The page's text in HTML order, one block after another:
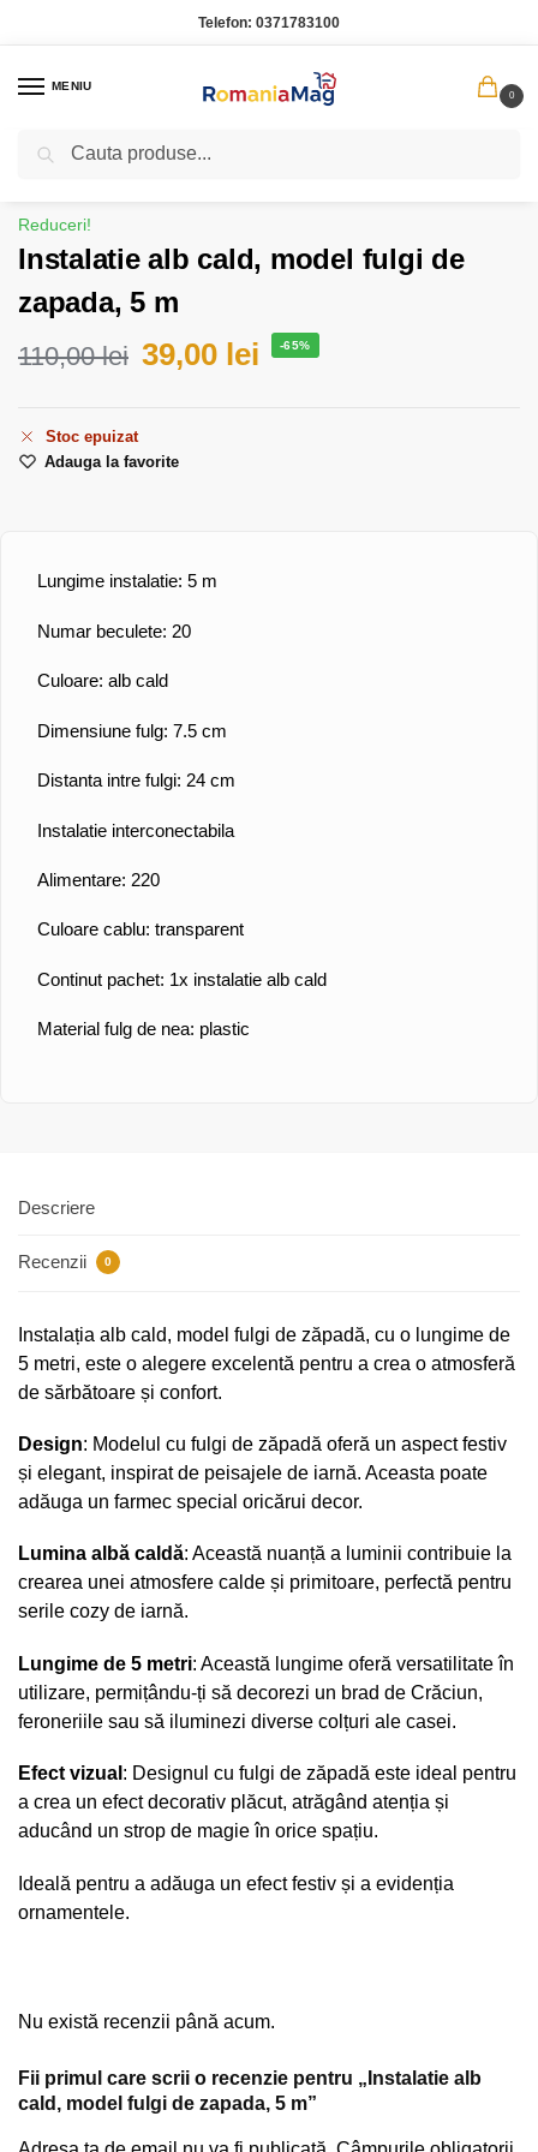
Telefon: 0371783100
MENIU
0
Prima pagină / Produse de sezon
Reduceri!
Instalatie alb cald, model fulgi de
zapada, 5 m
110,00lei 39,00 lei -65%
Stoc epuizat
Adauga la favorite
Lungime instalatie: 5 m
Numar beculete: 20
Culoare: alb cald
Dimensiune fulg: 7.5 cm
Distanta intre fulgi: 24 cm
Instalatie interconectabila
Alimentare: 220
Culoare cablu: transparent
Continut pachet: 1x instalatie alb cald
Material fulg de nea: plastic
Descriere
Recenzii 0
Instalația alb cald, model fulgi de zăpadă, cu o lungime de
5 metri, este o alegere excelentă pentru a crea o atmosferă
de sărbătoare și confort.
Design: Modelul cu fulgi de zăpadă oferă un aspect festiv
și elegant, inspirat de peisajele de iarnă. Aceasta poate
adăuga un farmec special oricărui decor.
Lumina albă caldă: Această nuanță a luminii contribuie la
crearea unei atmosfere calde și primitoare, perfectă pentru
serile cozy de iarnă.
Lungime de 5 metri: Această lungime oferă versatilitate în
utilizare, permițându-ți să decorezi un brad de Crăciun,
feroneriile sau să iluminezi diverse colțuri ale casei.
Efect vizual : Designul cu fulgi de zăpadă este ideal pentru
a crea un efect decorativ plăcut, atrăgând atenția și
aducând un strop de magie în orice spațiu.
Ideală pentru a adăuga un efect festiv și a evidenția
ornamentele.
Nu există recenzii până acum.
Fii primul care scrii o recenzie pentru „Instalatie alb
cald, model fulgi de zapada, 5 m”